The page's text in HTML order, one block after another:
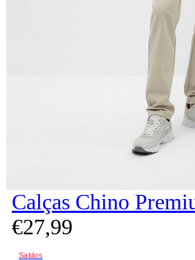
Calças Chino
€27,99
Saldos